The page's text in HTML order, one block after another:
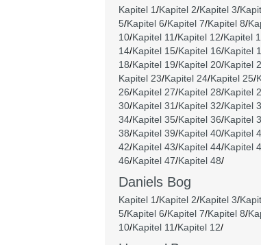
Kapitel 1/Kapitel 2/Kapitel 3/
5/Kapitel 6/Kapitel 7/Kapitel 8/
10/Kapitel 11/Kapitel 12/Kapitel
14/Kapitel 15/Kapitel 16/Kapitel
18/Kapitel 19/Kapitel 20/Kapitel
Kapitel 23/Kapitel 24/Kapitel 25/
26/Kapitel 27/Kapitel 28/Kapitel
30/Kapitel 31/Kapitel 32/Kapitel
34/Kapitel 35/Kapitel 36/Kapitel
38/Kapitel 39/Kapitel 40/Kapitel
42/Kapitel 43/Kapitel 44/Kapitel
46/Kapitel 47/Kapitel 48/
Daniels Bog
Kapitel 1/Kapitel 2/Kapitel 3/
5/Kapitel 6/Kapitel 7/Kapitel 8/
10/Kapitel 11/Kapitel 12/